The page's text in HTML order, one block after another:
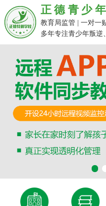
正德青少
教育局监管 | 一对一
多年专注青少年叛逆